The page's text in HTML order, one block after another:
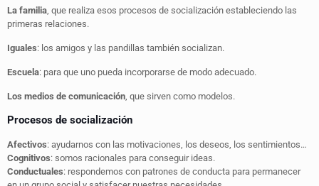
La familia , que realiza esos procesos de socialización estableciendo las
primeras relaciones.
Iguales: los amigos y las pandillas también socializan.
Escuela: para que uno pueda incorporarse de modo adecuado.
Los medios de comunicación , que sirven como modelos.
Procesos de socialización
Afectivos: ayudarnos con las motivaciones, los deseos, los sentimientos…
Cognitivos: somos racionales para conseguir ideas.
Conductuales: respondemos con patrones de conducta para permanecer